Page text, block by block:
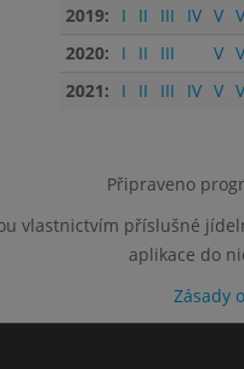
2019:
I II III IV V
2020:
I II III V
2021:
I II III IV V
Připraveno
vlastnictvím příslušné
aplikace do
Zásady